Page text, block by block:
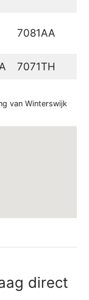
7081AA
7071TH
van Winterswijk
direct